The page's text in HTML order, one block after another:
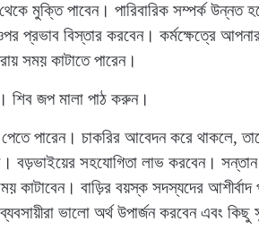
মুক্তি পাবেন। পারিবারিক সম্পর্ক উন্নত
প্রভাব বিস্তার করবেন। কর্মক্ষেত্রে
সময় কাটাতে পারেন।
শিব জপ মালা পাঠ করুন।
পারেন। চাকরির আবেদন করে থাকলে,
বড়ভাইয়ের সহযোগিতা লাভ করবেন।
কাটাবেন। বাড়ির বয়স্ক সদস্যদের
ভালো অর্থ উপার্জন করবেন এবং কিছু